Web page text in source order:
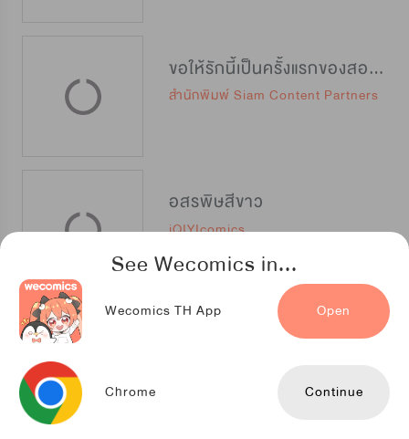
See Wecomics in...
Wecomics TH App Open
Chrome Continue
ขอให้รักนี้เป็นครั้งแรกของสองเรา
สำนักพิมพ์ Siam Content Partners
อสรพิษสีขาว
iQIYIcomics
ปริศนาเนตรมรณะ